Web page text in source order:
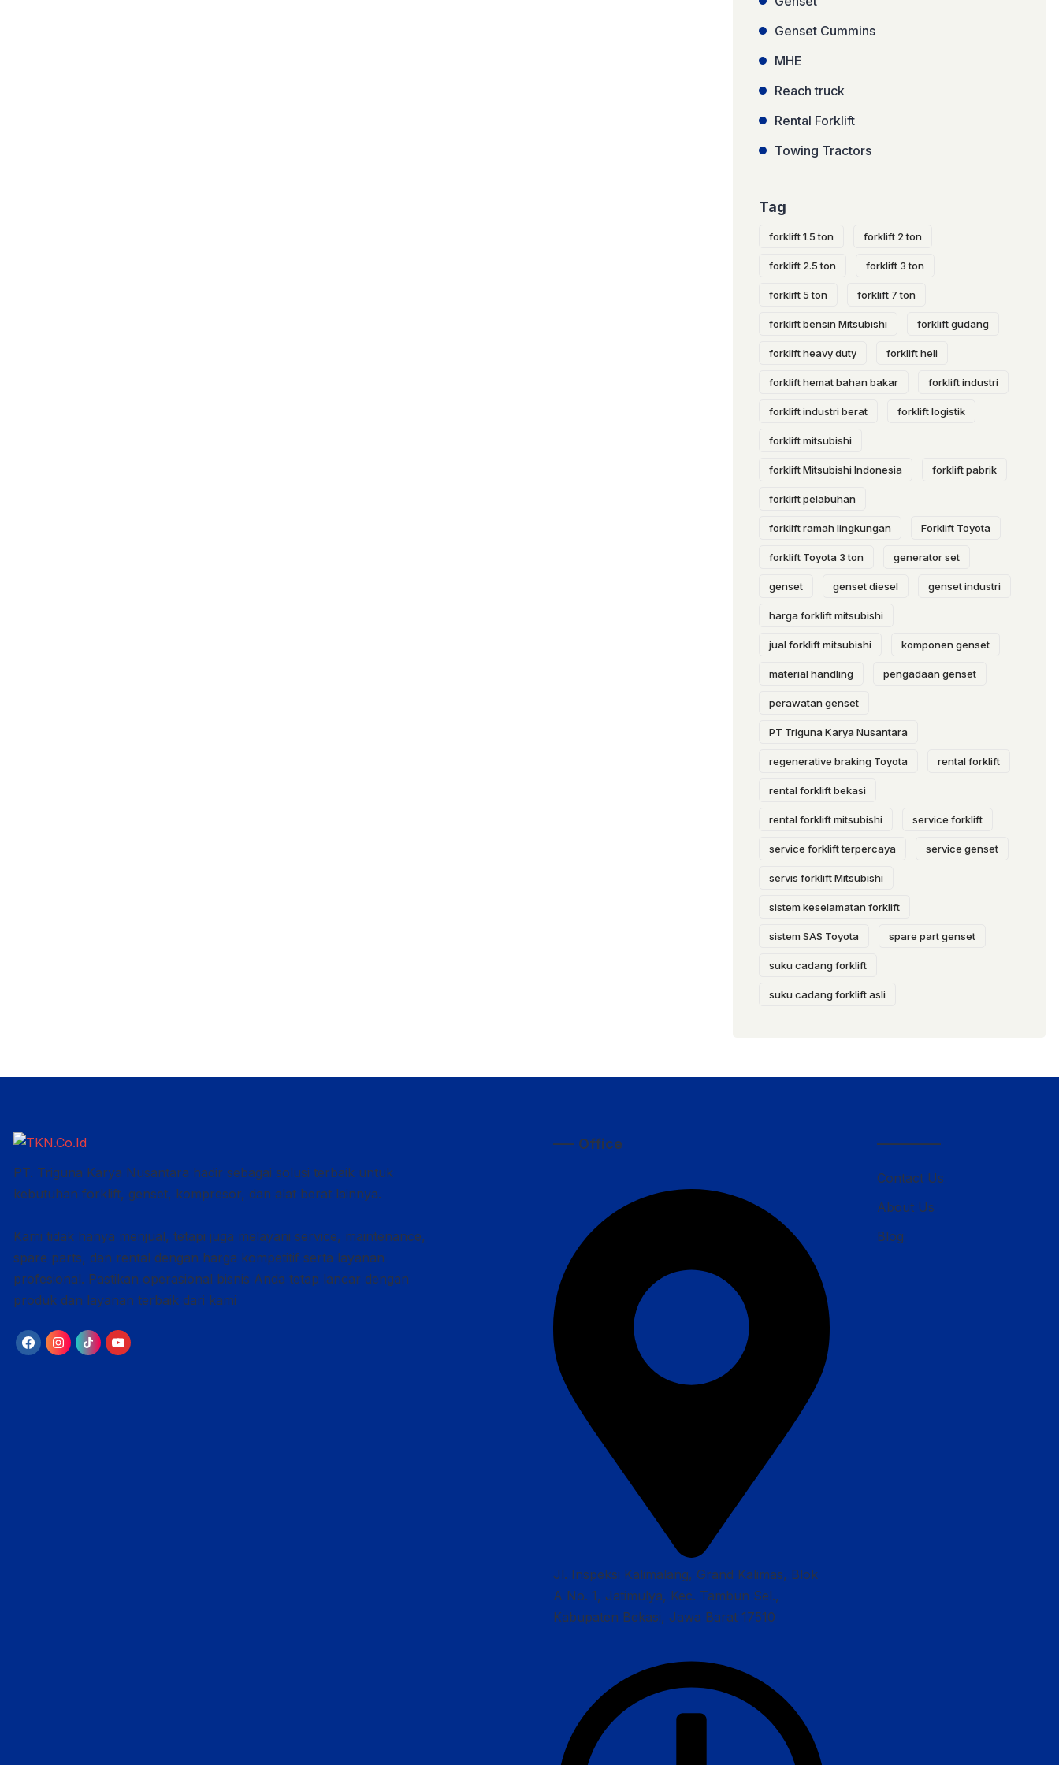
Genset Cummins
MHE
Reach truck
Rental Forklift
Towing Tractors
Tag
forklift 1.5 ton forklift 2 ton
forklift 2.5 ton forklift 3 ton
forklift 5 ton forklift 7 ton
forklift bensin Mitsubishi forklift gudang
forklift heavy duty forklift heli
forklift hemat bahan bakar forklift industri
forklift industri berat forklift logistik
forklift mitsubishi
forklift Mitsubishi Indonesia forklift pabrik
forklift pelabuhan
forklift ramah lingkungan Forklift Toyota
forklift Toyota 3 ton generator set
genset genset diesel genset industri
harga forklift mitsubishi
jual forklift mitsubishi komponen genset
material handling pengadaan genset
perawatan genset
PT Triguna Karya Nusantara
regenerative braking Toyota rental forklift
rental forklift bekasi
rental forklift mitsubishi service forklift
service forklift terpercaya service genset
servis forklift Mitsubishi
sistem keselamatan forklift
sistem SAS Toyota spare part genset
suku cadang forklift
suku cadang forklift asli
PT. Triguna Karya Nusantara hadir sebagai solusi terbaik untuk
kebutuhan forklift, genset, kompresor, dan alat berat lainnya.
Kami tidak hanya menjual, tetapi juga melayani service, maintenance,
spare parts, dan rental dengan harga kompetitif serta layanan
profesional. Pastikan operasional bisnis Anda tetap lancar dengan
produk dan layanan terbaik dari kami
—– Office
Jl. Inspeksi Kalimalang, Grand Kalimas, Blok
A No. 1, Jatimulya, Kec. Tambun Sel.,
Kabupaten Bekasi, Jawa Barat 17510
————–
Contact Us
About Us
Blog